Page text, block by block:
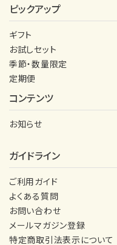
ピックアップ
ギフト
お試しセット
季節・数量限定
定期便
コンテンツ
お知らせ
ガイドライン
ご利用ガイド
よくある質問
お問い合わせ
メールマガジン登録
特定商取引法表示について